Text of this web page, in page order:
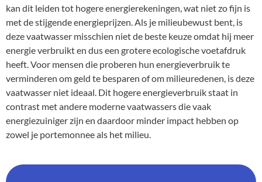
kan dit leiden tot hogere energierekeningen, wat niet zo fijn is
met de stijgende energieprijzen. Als je milieubewust bent, is
deze vaatwasser misschien niet de beste keuze omdat hij meer
energie verbruikt en dus een grotere ecologische voetafdruk
heeft. Voor mensen die proberen hun energieverbruik te
verminderen om geld te besparen of om milieuredenen, is deze
vaatwasser niet ideaal. Dit hogere energieverbruik staat in
contrast met andere moderne vaatwassers die vaak
energiezuiniger zijn en daardoor minder impact hebben op
zowel je portemonnee als het milieu.